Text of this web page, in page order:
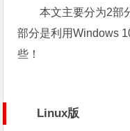
本文主要分为2部
部分是利用Windows
些！
Linux版